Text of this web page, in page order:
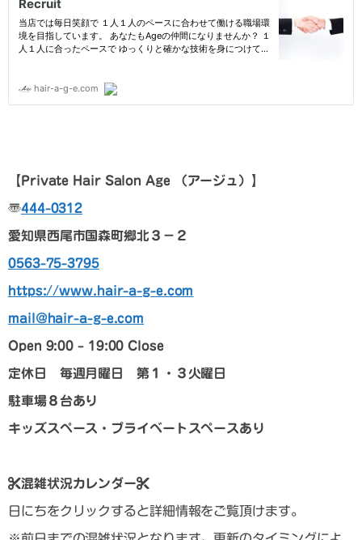
【Private Hair Salon Age （アージュ） 】
〠444-0312
愛知県西尾市国森町郷北３－２
0563-75-3795
https://www.hair-a-g-e.com
mail@hair-a-g-e.com
Open 9:00 – 19:00 Close
定休日 毎週月曜日 第１・３火曜日
駐車場８台あり
キッズスペース・プライベートスペースあり
混雑状況カレンダー
日にちをクリックすると詳細情報をご覧頂けます。